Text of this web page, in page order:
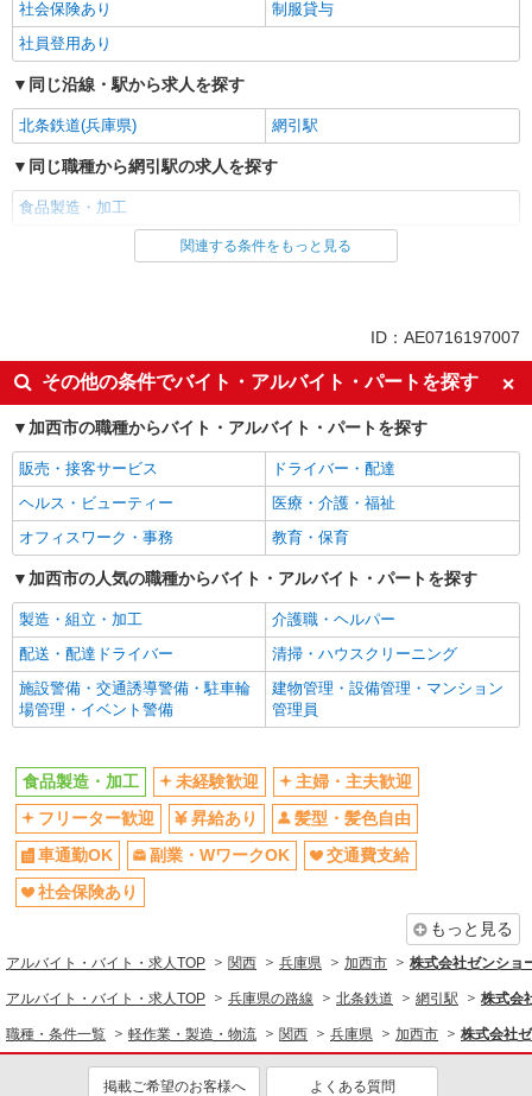
社会保険あり
制服貸与
社員登用あり
同じ沿線・駅から求人を探す
北条鉄道(兵庫県) 網引駅
同じ職種から網引駅の求人を探す
食品製造・加工
同じ雇用形態から網引駅の求人を探す
未経験歓迎
主婦・主夫歓迎
フリーター歓迎
昇給あり
髪型・髪色自由
車通勤OK
副業・WワークOK
交通費支給
社会保険あり
制服貸与
社員登用あり
同じ職種から求人を探す
軽作業・製造・物流
同じ特徴から求人を探す
未経験歓迎
車通勤OK
社会保険あり
社員登用あり
関連する条件をもっと見る
ID：AE0716197007
その他の条件でバイト・アルバイト・パートを探す
加西市の職種からバイト・アルバイト・パートを探す
販売・接客サービス
ドライバー・配達
ヘルス・ビューティー
医療・介護・福祉
オフィスワーク・事務
教育・保育
加西市の人気の職種からバイト・アルバイト・パートを探す
製造・組立・加工
介護職・ヘルパー
配送・配達ドライバー
清掃・ハウスクリーニング
施設警備・交通誘導警備・駐車輪
場管理・イベント警備
建物管理・設備管理・マンション
管理員
食品製造・加工 未経験歓迎
主婦・主夫歓迎
フリーター歓迎
昇給あり
髪型・髪色自由
車通勤OK
副業・WワークOK
交通費支給
社会保険あり
もっと見る
アルバイト・バイト・求人TOP 関西 兵庫県 加西市 株式会社ゼンショ
アルバイト・バイト・求人TOP 兵庫県の路線 北条鉄道 網引駅 株式会
職種・条件一覧 軽作業・製造・物流 関西 兵庫県 加西市 株式会社
掲載ご希望のお客様へ よくある質問